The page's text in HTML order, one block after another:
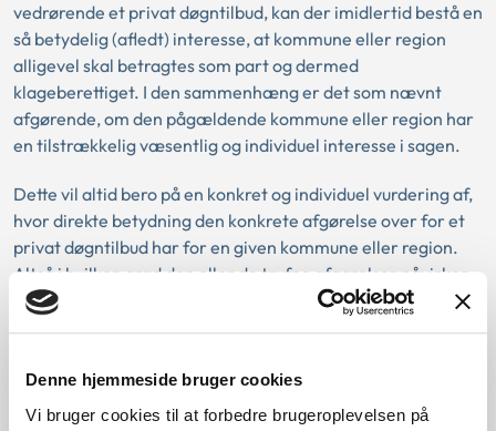
Denne hjemmeside bruger cookies
Vi bruger cookies til at forbedre brugeroplevelsen på
vedrørende et privat døgntilbud, kan der imidlertid bestå en
så betydelig (afledt) interesse, at kommune eller region
alligevel skal betragtes som part og dermed
klageberettiget. I den sammenhæng er det som nævnt
afgørende, om den pågældende kommune eller region har
en tilstrækkelig væsentligog individuel interesse i sagen.
Dette vil altid bero på en konkret og individuel vurdering af,
hvor direkte betydning den konkrete afgørelse over for et
privat døgntilbud har for en given kommune eller region.
Altså i hvilken grad den eller de trufne afgørelser påvirker
kommunen eller regionen.
afgørende, om socialtilsynets afgørelse berører et antal